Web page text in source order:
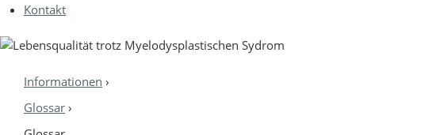
Kontakt
Sie sind hier
Informationen ›
Glossar ›